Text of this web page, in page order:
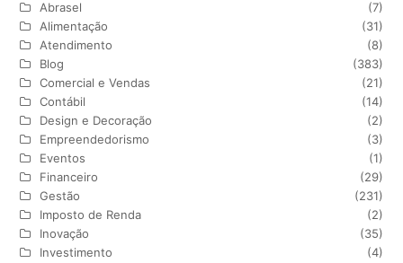
Abrasel
(7)
Alimentação
(31)
Atendimento
(8)
Blog
(383)
Comercial e Vendas
(21)
Contábil
(14)
Design e Decoração
(2)
Empreendedorismo
(3)
Eventos
(1)
Financeiro
(29)
Gestão
(231)
Imposto de Renda
(2)
Inovação
(35)
Investimento
(4)